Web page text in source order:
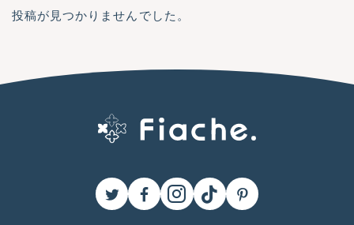
投稿が見つかりませんでした。